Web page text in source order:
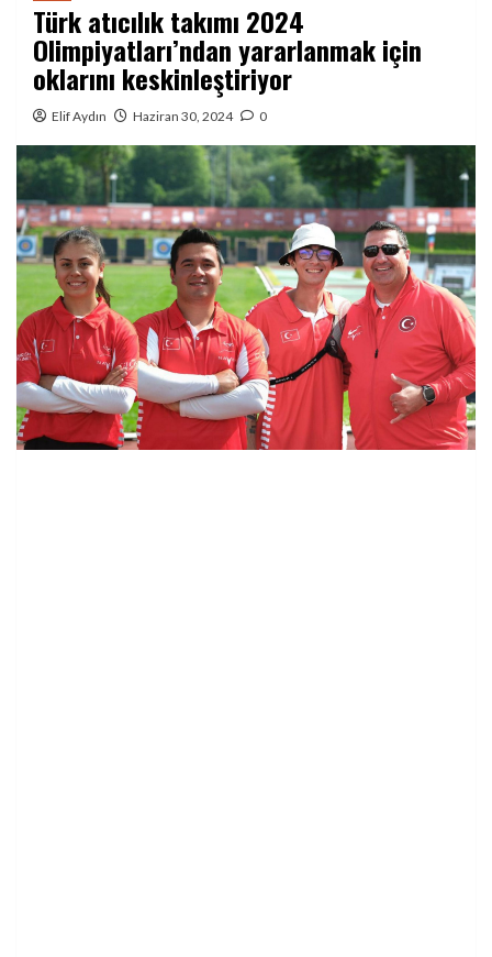
Türk atıcılık takımı 2024
Olimpiyatları’ndan yararlanmak için
oklarını keskinleştiriyor
Elif Aydın Haziran 30, 2024 0